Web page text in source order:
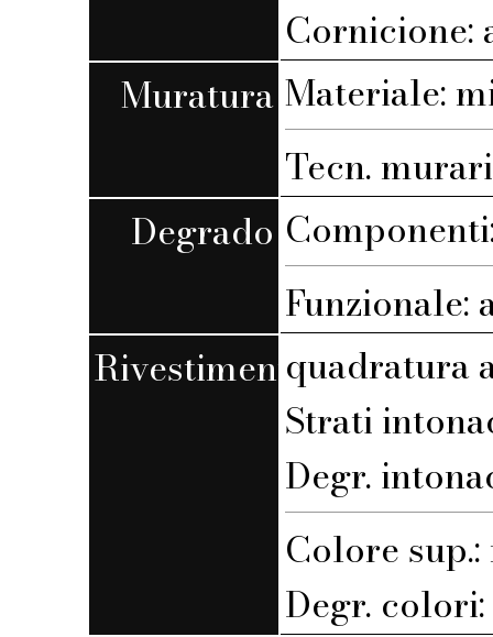
Cornicione:
Muratura Materiale:
Tecn.
Degrado
Funzionale:
Rivestimentoquadratura
Strati
Degr.
Colore
Degr.